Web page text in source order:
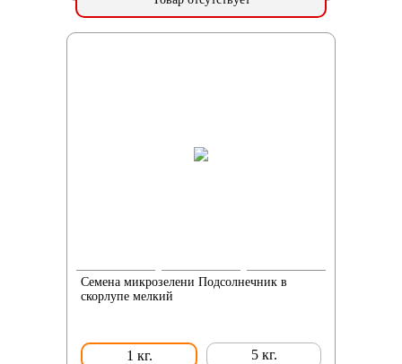
Семена микрозелени Подсолнечник в
скорлупе мелкий
1 кг. 5 кг.